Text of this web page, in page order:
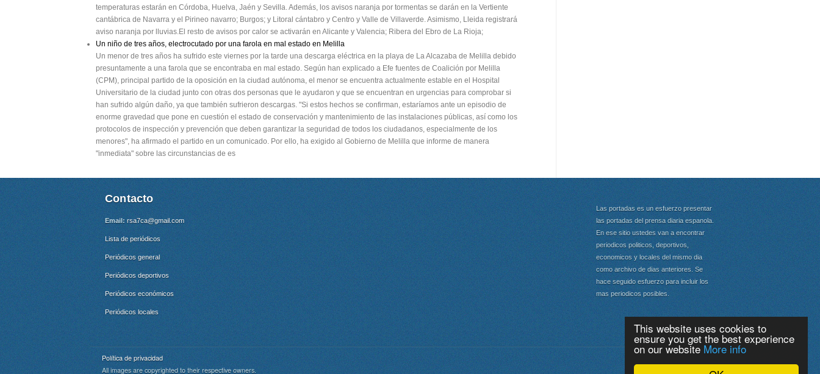
This website uses cookies to
ensure you get the best experience
on our website More info
temperaturas estarán en Córdoba, Huelva, Jaén y Sevilla. Además, los avisos naranja por tormentas se darán en la Vertiente
cantábrica de Navarra y el Pirineo navarro; Burgos; y Litoral cántabro y Centro y Valle de Villaverde. Asimismo, Lleida registrará
aviso naranja por lluvias.El resto de avisos por calor se activarán en Alicante y Valencia; Ribera del Ebro de La Rioja;
Un niño de tres años, electrocutado por una farola en mal estado en Melilla
Un menor de tres años ha sufrido este viernes por la tarde una descarga eléctrica en la playa de La Alcazaba de Melilla debido
presuntamente a una farola que se encontraba en mal estado. Según han explicado a Efe fuentes de Coalición por Melilla
(CPM), principal partido de la oposición en la ciudad autónoma, el menor se encuentra actualmente estable en el Hospital
Universitario de la ciudad junto con otras dos personas que le ayudaron y que se encuentran en urgencias para comprobar si
han sufrido algún daño, ya que también sufrieron descargas. "Si estos hechos se confirman, estaríamos ante un episodio de
enorme gravedad que pone en cuestión el estado de conservación y mantenimiento de las instalaciones públicas, así como los
protocolos de inspección y prevención que deben garantizar la seguridad de todos los ciudadanos, especialmente de los
menores", ha afirmado el partido en un comunicado. Por ello, ha exigido al Gobierno de Melilla que informe de manera
"inmediata" sobre las circunstancias de es
Contacto
Email: rsa7ca@gmail.com
Lista de periódicos
Periódicos general
Periódicos deportivos
Periódicos económicos
Periódicos locales
Las portadas es un esfuerzo presentar
las portadas del prensa diaria espanola.
En ese sitio ustedes van a encontrar
periodicos politicos, deportivos,
economicos y locales del mismo dia
como archivo de dias anteriores. Se
hace seguido esfuerzo para incluir los
mas periodicos posibles.
Política de privacidad
All images are copyrighted to their respective owners.